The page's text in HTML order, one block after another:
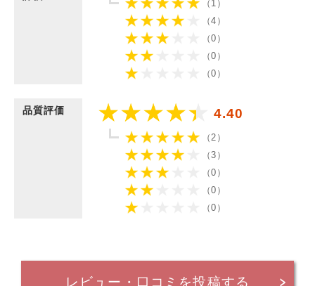
（1）
（4）
（0）
（0）
（0）
品質評価 4.40
（2）
（3）
（0）
（0）
（0）
レビュー・口コミを投稿する